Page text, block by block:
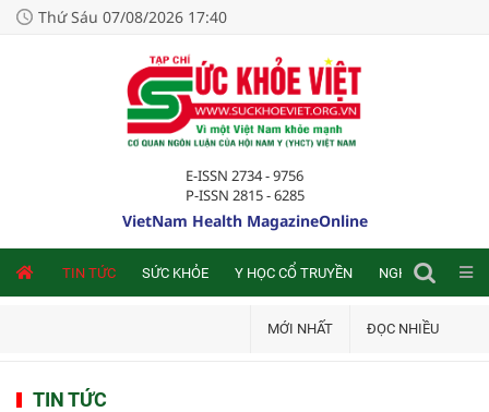
Thứ Sáu 07/08/2026 17:40
E-ISSN 2734 - 9756
P-ISSN 2815 - 6285
VietNam Health MagazineOnline
TIN TỨC SỨC KHỎE Y HỌC CỔ TRUYỀN NGHIÊN CỨU
MỚI NHẤT ĐỌC NHIỀU
TIN TỨC